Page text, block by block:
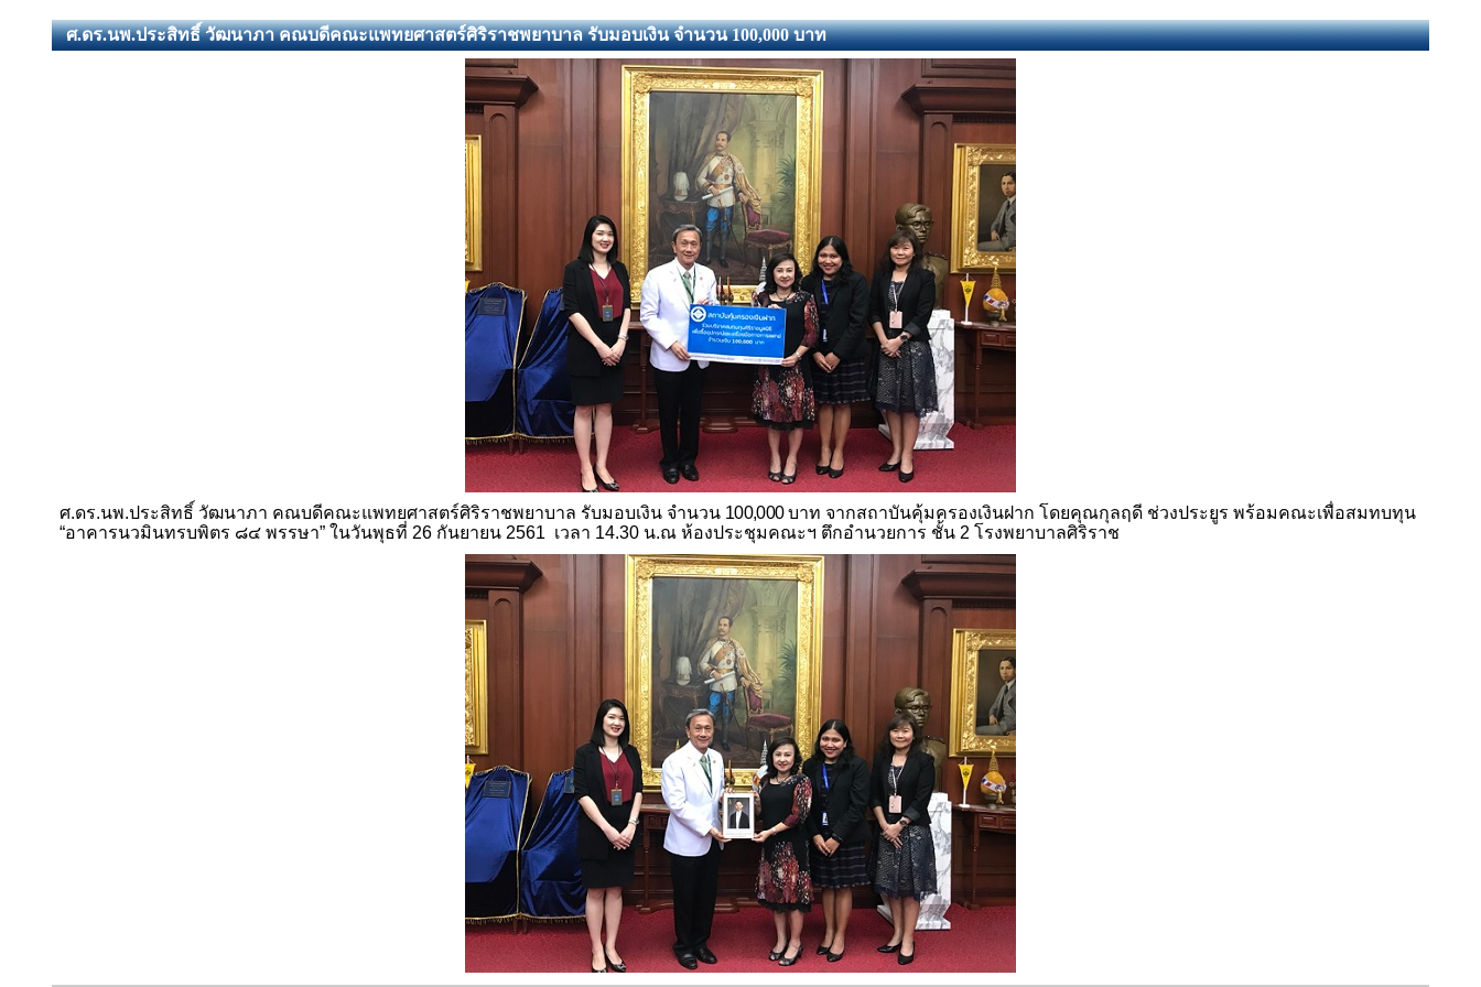
ศ.ดร.นพ.ประสิทธิ์ วัฒนาภา คณบดีคณะแพทยศาสตร์ศิริราชพยาบาล รับมอบเงิน จำนวน 100,000 บาท
ศ.ดร.นพ.ประสิทธิ์ วัฒนาภา คณบดีคณะแพทยศาสตร์ศิริราชพยาบาล รับมอบเงิน จำนวน 100,000บาท จากสถาบันคุ้มครองเงินฝาก โดยคุณกุลฤดี ช่วงประยูร พร้อมคณะเพื่อสมทบทุน
“อาคารนวมินทรบพิตร ๘๔ พรรษา” ในวันพุธที่ 26 กันยายน 2561 เวลา 14.30 น.ณ ห้องประชุมคณะฯ ตึกอำนวยการ ชั้น 2 โรงพยาบาลศิริราช